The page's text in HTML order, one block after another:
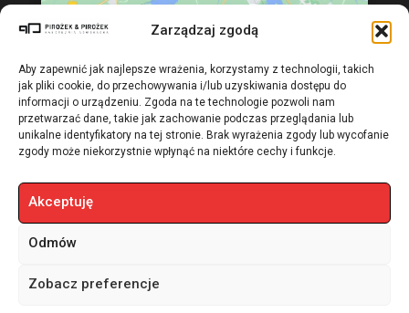
Zarządzaj zgodą
Aby zapewnić jak najlepsze wrażenia, korzystamy z technologii, takich
jak pliki cookie, do przechowywania i/lub uzyskiwania dostępu do
informacji o urządzeniu. Zgoda na te technologie pozwoli nam
przetwarzać dane, takie jak zachowanie podczas przeglądania lub
unikalne identyfikatory na tej stronie. Brak wyrażenia zgody lub wycofanie
zgody może niekorzystnie wpłynąć na niektóre cechy i funkcje.
Akceptuję
Odmów
Zobacz preferencje
Zadzwoń ! + 48 730 556 100